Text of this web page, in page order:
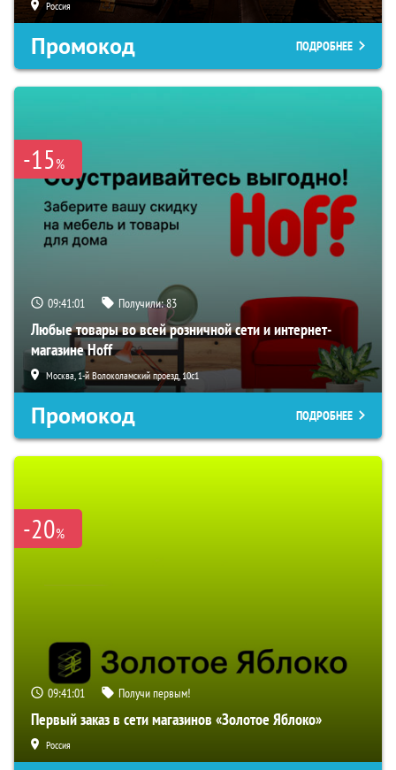
Россия
Промокод ПОДРОБНЕЕ
-15%
09:41:00 Получили:83
Любые товары во всей розничной сети и интернет-
магазине Hoff
Москва, 1-й Волоколамский проезд, 10с1
Промокод ПОДРОБНЕЕ
-20%
09:41:00 Получи первым!
Первый заказ в сети магазинов «Золотое Яблоко»
Россия